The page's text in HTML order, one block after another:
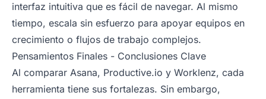
interfaz intuitiva que es fácil de navegar. Al mismo
tiempo, escala sin esfuerzo para apoyar equipos en
crecimiento o flujos de trabajo complejos.
Pensamientos Finales - Conclusiones Clave
Al comparar Asana, Productive.io y Worklenz, cada
herramienta tiene sus fortalezas. Sin embargo,